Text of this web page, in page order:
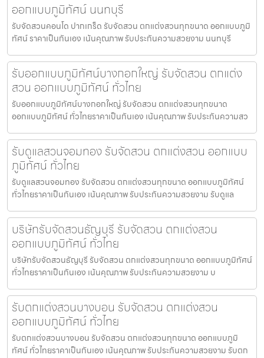
ออกแบบภูมิทัศน์ นนทบุรี
รับจัดสวนคอนโด ปากเกร็ด รับจัดสวน ตกแต่งสวนทุกขนาด ออกแบบภูมิ
ทัศน์ ราคาเป็นกันเอง เน้นคุณภาพ รับประกันความสวยงาม นนทบุรี
รับออกแบบภูมิทัศน์บางกอกใหญ่ รับจัดสวน ตกแต่ง
สวน ออกแบบภูมิทัศน์ ทั่วไทย
รับออกแบบภูมิทัศน์บางกอกใหญ่ รับจัดสวน ตกแต่งสวนทุกขนาด
ออกแบบภูมิทัศน์ ทั่วไทยราคาเป็นกันเอง เน้นคุณภาพ รับประกันความสว
รับดูแลสวนจอมทอง รับจัดสวน ตกแต่งสวน ออกแบบ
ภูมิทัศน์ ทั่วไทย
รับดูแลสวนจอมทอง รับจัดสวน ตกแต่งสวนทุกขนาด ออกแบบภูมิทัศน์
ทั่วไทยราคาเป็นกันเอง เน้นคุณภาพ รับประกันความสวยงาม รับดูแล
บริษัทรับจัดสวนธัญบุรี รับจัดสวน ตกแต่งสวน
ออกแบบภูมิทัศน์ ทั่วไทย
บริษัทรับจัดสวนธัญบุรี รับจัดสวน ตกแต่งสวนทุกขนาด ออกแบบภูมิทัศน์
ทั่วไทยราคาเป็นกันเอง เน้นคุณภาพ รับประกันความสวยงาม บ
รับตกแต่งสวนบางบอน รับจัดสวน ตกแต่งสวน
ออกแบบภูมิทัศน์ ทั่วไทย
รับตกแต่งสวนบางบอน รับจัดสวน ตกแต่งสวนทุกขนาด ออกแบบภูมิ
ทัศน์ ทั่วไทยราคาเป็นกันเอง เน้นคุณภาพ รับประกันความสวยงาม รับตก